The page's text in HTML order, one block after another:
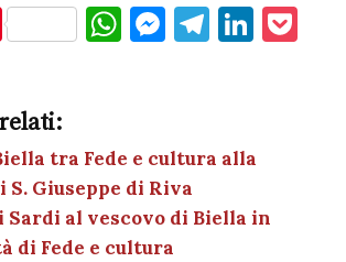
Pi
es
t
W
A
p
p
M
g
er
T
a
m
Li
dI
n
tra Fede e cultura alla
S. Giuseppe di Riva
Sardi al vescovo di Biella in
di Fede e cultura